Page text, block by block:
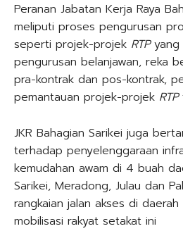
Peranan Jabatan Kerja Raya
meliputi proses pengurusan
seperti projek-projek RTPyang
pengurusan belanjawan, reka
pra-kontrak dan pos-kontrak,
pemantauan projek-projek RTP
JKR Bahagian Sarikei juga
terhadap penyelenggaraan
kemudahan awam di 4 buah
Sarikei, Meradong, Julau dan
rangkaian jalan akses di
mobilisasi rakyat setakat ini